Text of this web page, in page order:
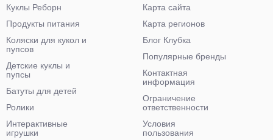
Куклы Реборн
Продукты питания
Коляски для кукол и
пупсов
Детские куклы и
пупсы
Батуты для детей
Ролики
Интерактивные
игрушки
Карта сайта
Карта регионов
Блог Клубка
Популярные бренды
Контактная
информация
Ограничение
ответственности
Условия
пользования